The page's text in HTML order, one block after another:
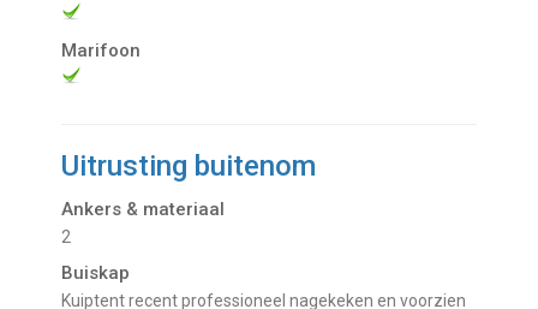
Marifoon
Uitrusting buitenom
Ankers & materiaal
2
Buiskap
kuiptent recent professioneel nagekeken en voorzien